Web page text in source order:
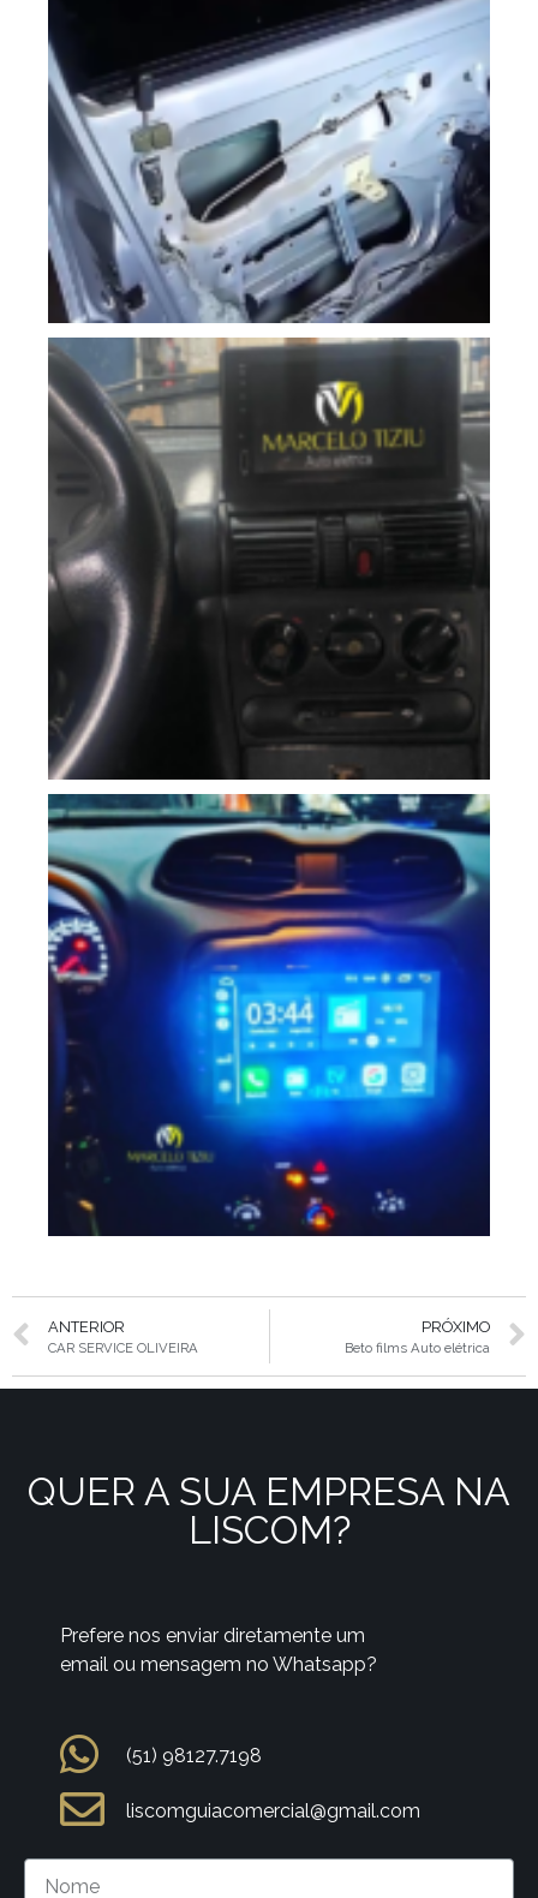
ANTERIOR
CAR SERVICE OLIVEIRA
PRÓXIMO
Beto films Auto elétrica
QUER A SUA EMPRESA NA
LISCOM?
Prefere nos enviar diretamente um
email ou mensagem no Whatsapp?
(51) 98127.7198
liscomguiacomercial@gmail.com